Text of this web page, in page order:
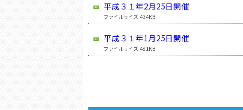
平成３１年2月25日開催
ファイルサイズ:434KB
平成３１年1月25日開催
ファイルサイズ:481KB